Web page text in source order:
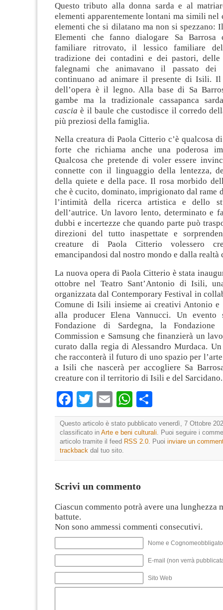
Questo tributo alla donna sarda e al
elementi apparentemente lontani ma simili nel
elementi che si dilatano ma non si spezzano:
Elementi che fanno dialogare Sa Barrosa
familiare ritrovato, il lessico familiare
tradizione dei contadini e dei pastori,
falegnami che animavano il passato dei
continuano ad animare il presente di Isili. Il
dell’opera è il legno. Alla base di Sa
gambe ma la tradizionale cassapanca
cascia è il baule che custodisce il corredo
più preziosi della famiglia.
Nella creatura di Paola Citterio c’è qualcosa
forte che richiama anche una poderosa
Qualcosa che pretende di voler essere
connette con il linguaggio della lentezza,
della quiete e della pace. Il rosa morbido
che è cucito, dominato, imprigionato dal rame
l’intimità della ricerca artistica e dello
dell’autrice. Un lavoro lento, determinato e
dubbi e incertezze che quando parte può
direzioni del tutto inaspettate e
creature di Paola Citterio volessero
emancipandosi dal nostro mondo e dalla realtà
La nuova opera di Paola Citterio è stata
ottobre nel Teatro Sant’Antonio di Isili,
organizzata dal Contemporary Festival in
Comune di Isili insieme ai creativi Antonio e
alla producer Elena Vannucci. Un evento
Fondazione di Sardegna, la Fondazione
Commission e Samsung che finanzierà un
curato dalla regia di Alessandro Murdaca.
che racconterà il futuro di uno spazio per
a Isili che nascerà per accogliere Sa
creature con il territorio di Isili e del Sarcidano.
Facebook
Twitter
EmailWhatsApp
Questo articolo è stato pubblicato venerdì, 7 Ottobre
classificato in Arte e beni culturali . Puoi seguire i
articolo tramite il feed RSS 2.0 . Puoi inviare un
trackback dal tuo sito.
Scrivi un commento
Ciascun commento potrà avere una lunghezza
battute.
Non sono ammessi commenti consecutivi.
Nome e
E-mail (non verrà
Sito Web